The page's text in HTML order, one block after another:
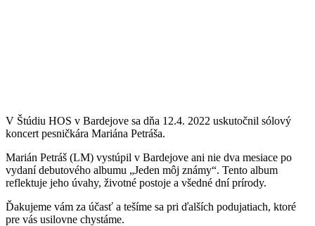
V Štúdiu HOS v Bardejove sa dňa 12.4. 2022 uskutočnil sólový
koncert pesničkára Mariána Petráša.
Marián Petráš (LM) vystúpil v Bardejove ani nie dva mesiace po
vydaní debutového albumu „Jeden môj známy“. Tento album
reflektuje jeho úvahy, životné postoje a všedné dní prírody.
Ďakujeme vám za účasť a tešíme sa pri ďalších podujatiach, ktoré
pre vás usilovne chystáme.